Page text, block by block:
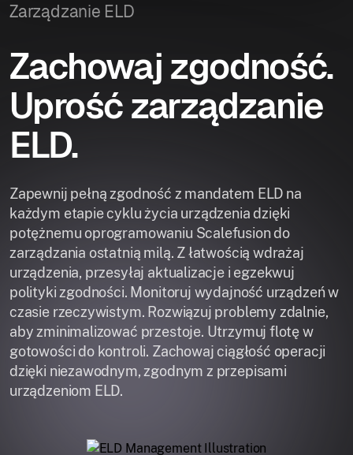
Zarządzanie ELD
Zachowaj zgodność.
Uprość zarządzanie
ELD.
Zapewnij pełną zgodność z mandatem ELD na
każdym etapie cyklu życia urządzenia dzięki
potężnemu oprogramowaniu Scalefusion do
zarządzania ostatnią milą. Z łatwością wdrażaj
urządzenia, przesyłaj aktualizacje i egzekwuj
polityki zgodności. Monitoruj wydajność urządzeń w
czasie rzeczywistym. Rozwiązuj problemy zdalnie,
aby zminimalizować przestoje. Utrzymuj flotę w
gotowości do kontroli. Zachowaj ciągłość operacji
dzięki niezawodnym, zgodnym z przepisami
urządzeniom ELD.